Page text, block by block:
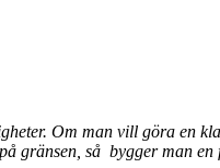
Om man vill göra en
gränsen, så bygger man